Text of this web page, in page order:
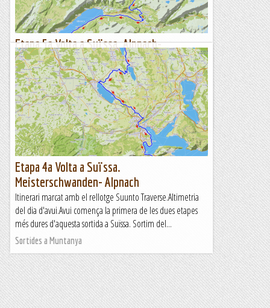
Etapa 5a Volta a Suïssa. Alpnach-
Interlaken.
Itinerari marcat amb el rellotge Suunto Traverse.Altimetria
del dia d'avui.Avui és l'últim dia de travessa i és una llàstima
perquè ja ens havíem acostumat a la rutina....
Sortides a Muntanya
Etapa 4a Volta a Suïssa.
Meisterschwanden- Alpnach
Itinerari marcat amb el rellotge Suunto Traverse.Altimetria
del dia d'avui.Avui comença la primera de les dues etapes
més dures d'aquesta sortida a Suïssa. Sortim del...
Sortides a Muntanya